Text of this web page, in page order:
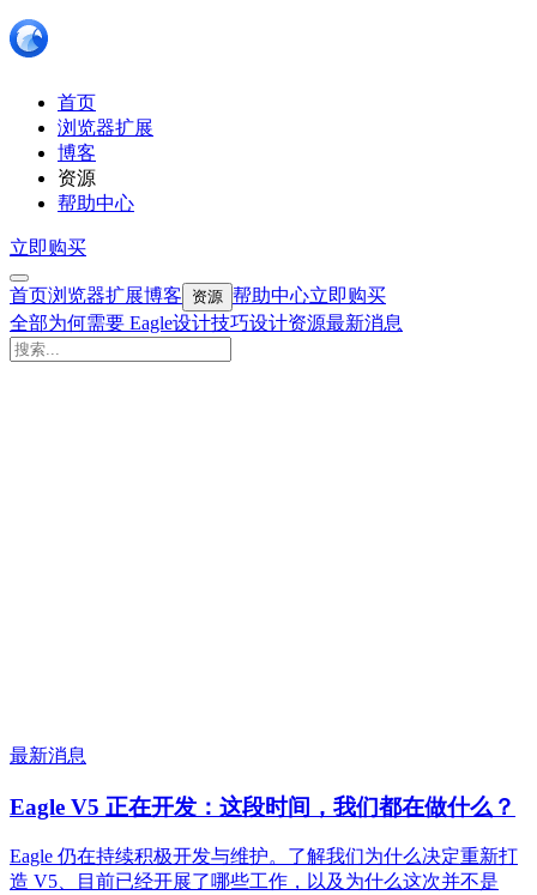
首页
浏览器扩展
博客
资源
帮助中心
立即购买
首页浏览器扩展博客 资源 帮助中心立即购买
全部为何需要 Eagle设计技巧设计资源最新消息
最新消息
Eagle V5 正在开发：这段时间，我们都在做什么？
Eagle 仍在持续积极开发与维护。了解我们为什么决定重新打
造 V5、目前已经开展了哪些工作，以及为什么这次并不是